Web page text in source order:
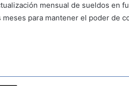
mensual de sueldos en
para mantener el poder de